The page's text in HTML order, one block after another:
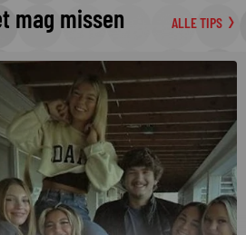
mag missen ALLE TIPS